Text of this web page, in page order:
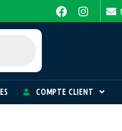
COMPTE CLIENT